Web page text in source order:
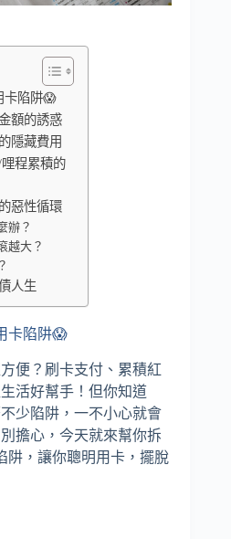
卡陷阱😱
額的誘惑
隱藏費用
程累積的
惡性循環
辦？
越大？
人生
卡陷阱😱
便？刷卡支付、累積紅
活好幫手！但你知道
少陷阱，一不小心就會
擔心，今天就來幫你拆
阱，讓你聰明用卡，擺脫